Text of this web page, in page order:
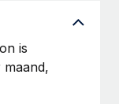
Plus
bedrijven
is
maand,